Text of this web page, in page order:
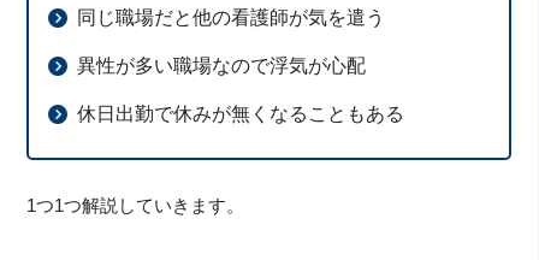
同じ職場だと他の看護師が気を遣う
異性が多い職場なので浮気が心配
休日出勤で休みが無くなることもある
1つ1つ解説していきます。